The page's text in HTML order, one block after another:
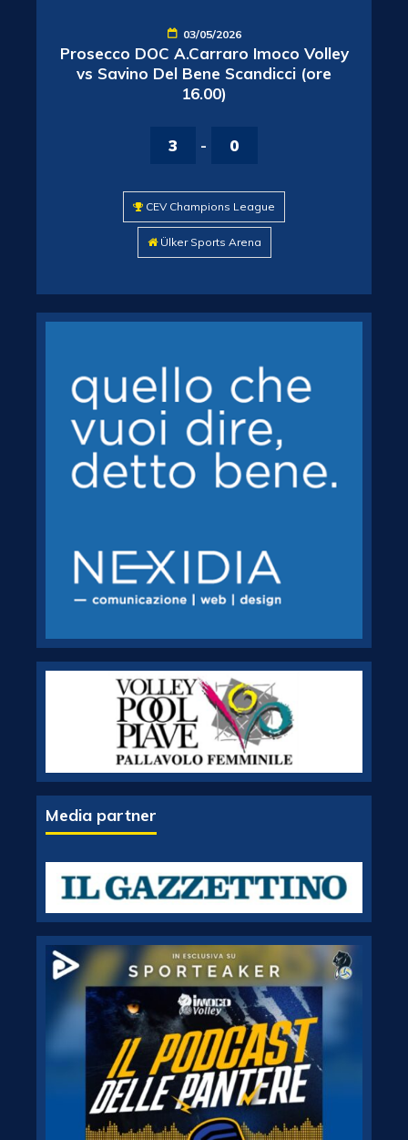
03/05/2026
Prosecco DOC A.Carraro Imoco Volley
vs Savino Del Bene Scandicci (ore
16.00)
3 - 0
CEV Champions League
Ülker Sports Arena
Media partner